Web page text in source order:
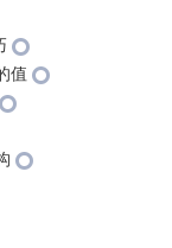
值